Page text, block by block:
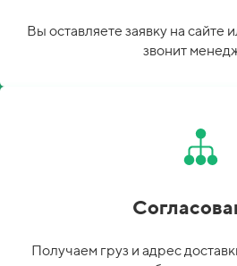
Вы оставляете заявку на сайте
звонит
Получаем груз и адрес